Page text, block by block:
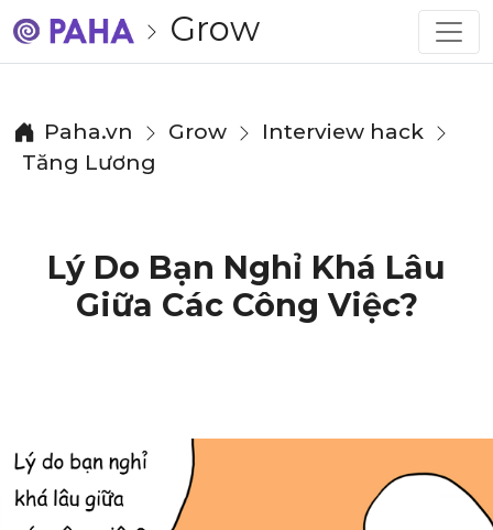
Grow
Paha.vn Grow
Interview hack
Tăng Lương
Lý Do Bạn Nghỉ Khá Lâu
Giữa Các Công Việc?